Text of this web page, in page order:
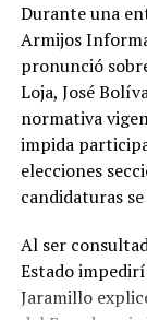
la participación
un desarrollo
La alianza
dignidades
Catamayo,
establecieron
el cantón Loja
Ecuatoriano.
Asimismo, se
Durante una
Armijos
pronunció
Loja, José
normativa
impida
elecciones
candidaturas
Al ser
Estado
Jaramillo